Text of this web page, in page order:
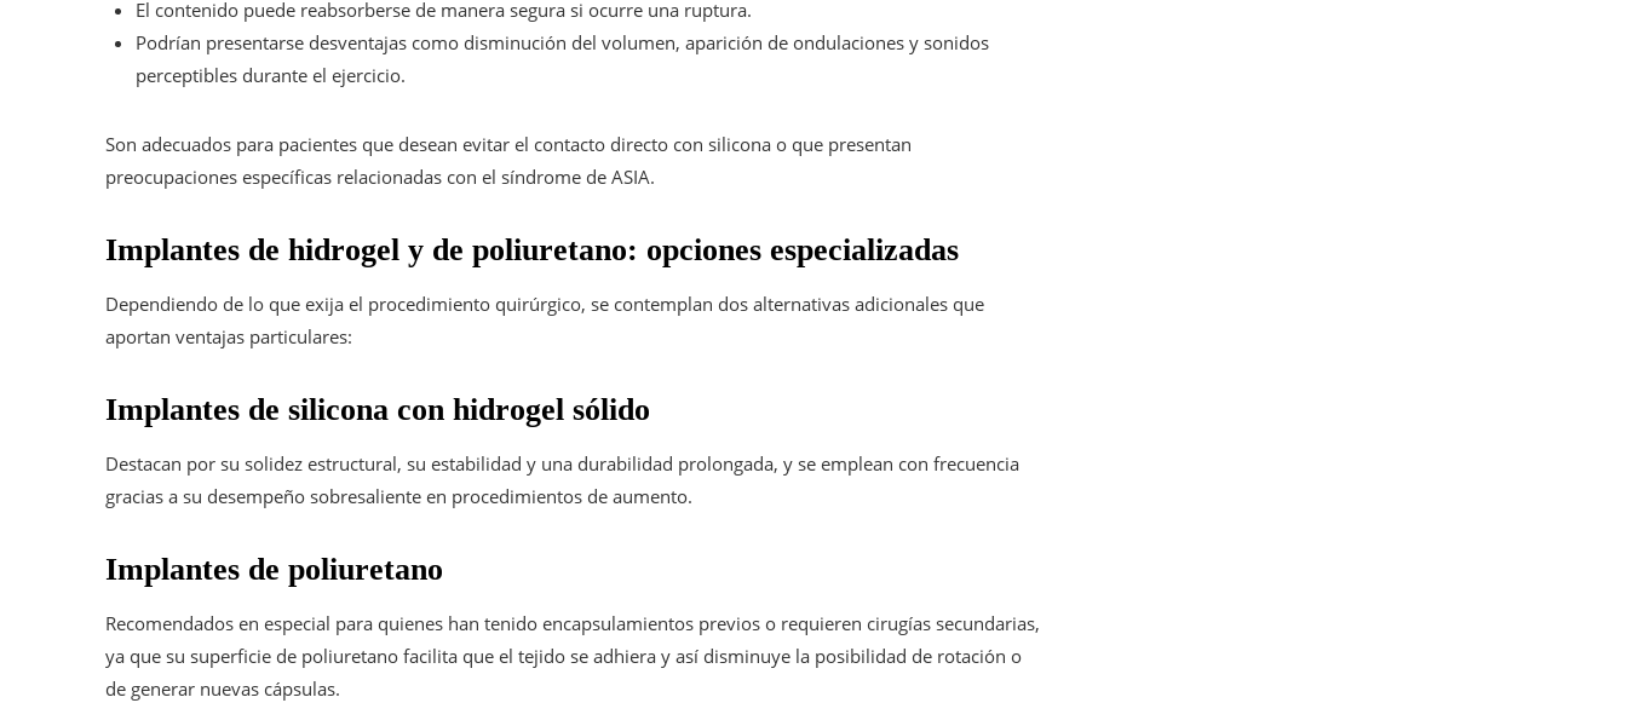
El contenido puede reabsorberse de manera segura si ocurre una ruptura.
Podrían presentarse desventajas como disminución del volumen, aparición de ondulaciones y sonidos
perceptibles durante el ejercicio.
Son adecuados para pacientes que desean evitar el contacto directo con silicona o que presentan
preocupaciones específicas relacionadas con el síndrome de ASIA.
Implantes de hidrogel y de poliuretano: opciones especializadas
Dependiendo de lo que exija el procedimiento quirúrgico, se contemplan dos alternativas adicionales que
aportan ventajas particulares:
Implantes de silicona con hidrogel sólido
Destacan por su solidez estructural, su estabilidad y una durabilidad prolongada, y se emplean con frecuencia
gracias a su desempeño sobresaliente en procedimientos de aumento.
Implantes de poliuretano
Recomendados en especial para quienes han tenido encapsulamientos previos o requieren cirugías secundarias,
ya que su superficie de poliuretano facilita que el tejido se adhiera y así disminuye la posibilidad de rotación o
de generar nuevas cápsulas.